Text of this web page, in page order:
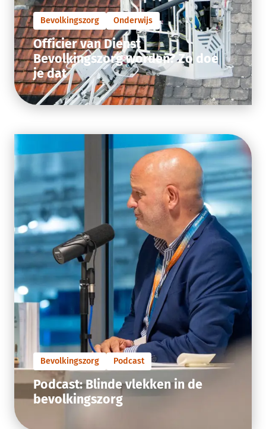
Bevolkingszorg Onderwijs
Officier van Dienst
Bevolkingszorg worden? Zo doe
je dat
Bevolkingszorg Podcast
Podcast: Blinde vlekken in de
bevolkingszorg